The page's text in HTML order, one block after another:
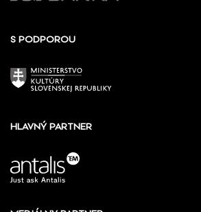
S PODPOROU
HLAVNÝ PARTNER